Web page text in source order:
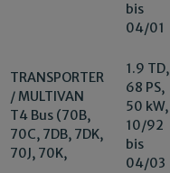
bis
04/01
TRANSPORTER
/ MULTIVAN
T4 Bus (70B,
70C, 7DB, 7DK,
70J, 70K,
1.9 TD,
68 PS,
50 kW,
10/92
bis
04/03